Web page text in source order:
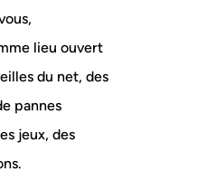
lieu ouvert
du net, des
pannes
jeux, des